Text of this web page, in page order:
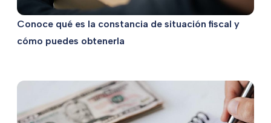
Conoce qué es la constancia de situación fiscal y
cómo puedes obtenerla